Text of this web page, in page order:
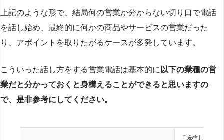
上記のような形で、結局何の営業か分からない切り口で電話
を話し始め、最終的に何かの商品やサービスの営業だった
り、アポイントを取りたがるケースが多発しています。
こういった話し方をする営業電話は基本的に 以下の業種の営
業だと分かっておくと身構えることができると思いますの
で、是非参考にしてください。